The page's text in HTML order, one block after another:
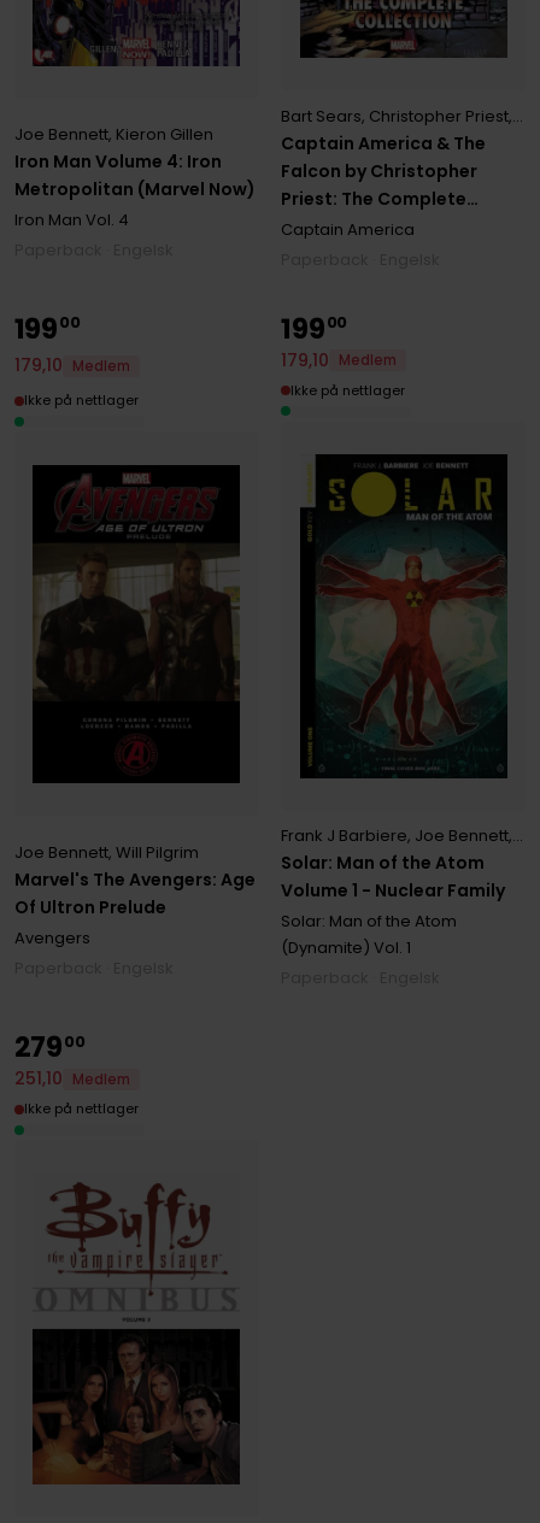
Iron Man Volume 4: Iron
Metropolitan (Marvel Now)
Joe Bennett, Kieron Gillen
Iron Man Vol. 4
Captain America & The
Falcon by Christopher
Priest: The Complete
Collection
Bart Sears, Christopher Priest,
Captain America
Marvel's The Avengers: Age
Of Ultron Prelude
Joe Bennett, Will Pilgrim
Avengers
19900
179,10
Medlem
Ikke på nettlager
Solar: Man of the Atom
Volume 1 - Nuclear Family
Frank J Barbiere, Joe Bennett,
Solar: Man of the Atom
(Dynamite) Vol. 1
19900
179,10
Medlem
Ikke på nettlager
27900
251,10
Medlem
Ikke på nettlager